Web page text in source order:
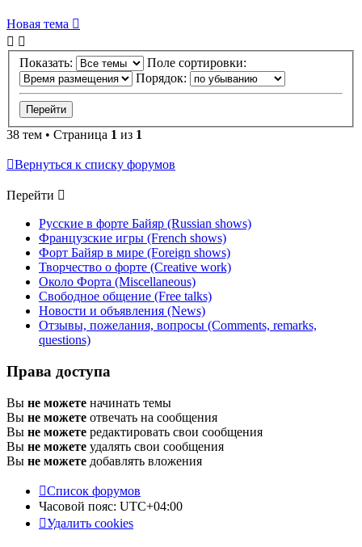
Новая тема
Показать:
Поле сортировки:
Порядок:
38 тем • Страница 1 из 1
Вернуться к списку форумов
Перейти
Русские в форте Байяр (Russian shows)
Французские игры (French shows)
Форт Байяр в мире (Foreign shows)
Творчество о форте (Creative work)
Около Форта (Miscellaneous)
Свободное общение (Free talks)
Новости и объявления (News)
Отзывы, пожелания, вопросы (Comments, remarks,
questions)
Права доступа
Вы не можете начинать темы
Вы не можете отвечать на сообщения
Вы не можете редактировать свои сообщения
Вы не можете удалять свои сообщения
Вы не можете добавлять вложения
Список форумов
Часовой пояс: UTC+04:00
Удалить cookies